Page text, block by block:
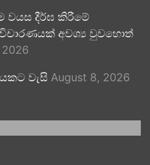
වයස දීර්ඝ කිරීමේ
අවශ්‍ය වුවහොත්
වැසි August 8, 2026